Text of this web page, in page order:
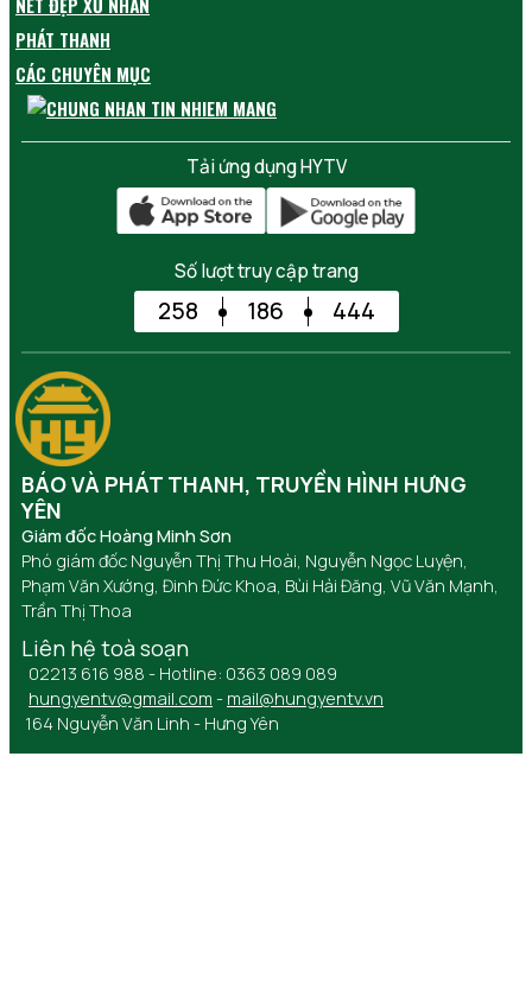
PHÁT THANH
CÁC CHUYÊN MỤC
Tải ứng dụng HYTV
Số lượt truy cập trang
258 186 444
BÁO VÀ PHÁT THANH, TRUYỀN HÌNH HƯNG
YÊN
Giám đốc Hoàng Minh Sơn
Phó giám đốc Nguyễn Thị Thu Hoài, Nguyễn Ngọc Luyện,
Phạm Văn Xướng, Đinh Đức Khoa, Bùi Hải Đăng, Vũ Văn Mạnh,
Trần Thị Thoa
Liên hệ toà soạn
02213 616 988 - Hotline: 0363 089 089
hungyentv@gmail.com - mail@hungyentv.vn
164 Nguyễn Văn Linh - Hưng Yên